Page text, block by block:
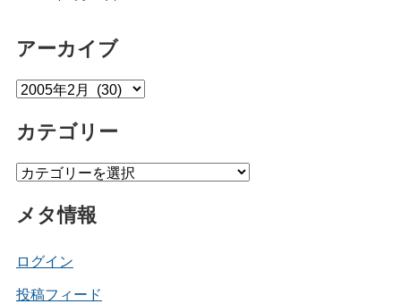
アーカイブ
ア
カ
ブ
カテゴリー
カ
ゴ
ー
メタ情報
ログイン
投稿フィード